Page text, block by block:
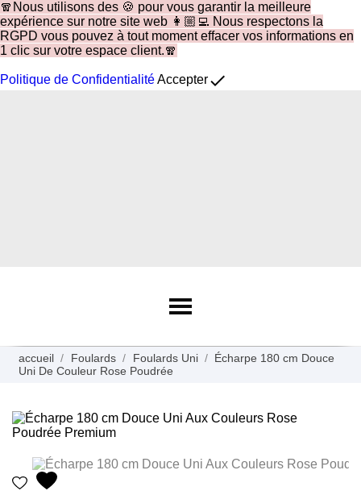
🧣Nous utilisons des 🍪 pour vous garantir la meilleure
expérience sur notre site web 👩🏼‍💻 Nous respectons la
RGPD vous pouvez à tout moment effacer vos informations en
1 clic sur votre espace client.🧣
Politique de ConfidentialitéAccepterdone
accueil Foulards Foulards Uni
Écharpe 180 cm Douce
Uni De Couleur Rose Poudrée